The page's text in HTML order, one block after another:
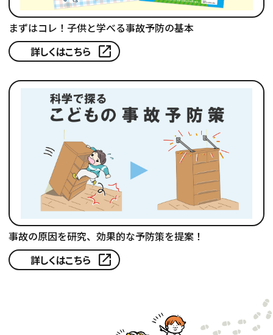
まずはコレ！子供と学べる事故予防の基本
詳しくはこちら
事故の原因を研究、効果的な予防策を提案！
詳しくはこちら